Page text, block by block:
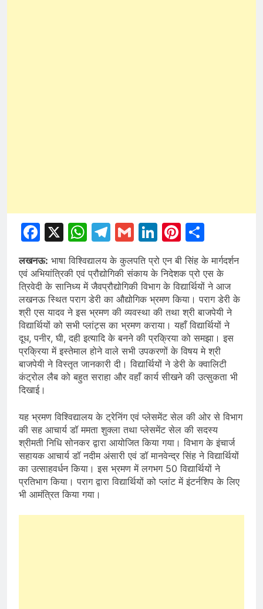
Facebook
X WhatsApp
Telegram
GmailLinkedIn
Pinterest
लखनऊ: भाषा विश्विद्यालय के कुलपति प्रो एन बी सिंह के मार्गदर्शन
एवं अभियांत्रिकी एवं प्रौद्योगिकी संकाय के निदेशक प्रो एस के
त्रिवेदी के सानिध्य में जैवप्रौद्योगिकी विभाग के विद्यार्थियों ने आज
लखनऊ स्थित पराग डेरी का औद्योगिक भ्रमण किया। पराग डेरी के
श्री एस यादव ने इस भ्रमण की व्यवस्था की तथा श्री बाजपेयी ने
विद्यार्थियों को सभी प्लांट्स का भ्रमण कराया। यहाँ विद्यार्थियों ने
दूध, पनीर, घी, दही इत्यादि के बनने की प्रक्रिया को समझा। इस
प्रक्रिया में इस्तेमाल होने वाले सभी उपकरणों के विषय मे श्री
बाजपेयी ने विस्तृत जानकारी दी। विद्यार्थियों ने डेरी के क्वालिटी
कंट्रोल लैब को बहुत सराहा और वहाँ कार्य सीखने की उत्सुकता भी
दिखाई।
यह भ्रमण विश्विद्यालय के ट्रेनिंग एवं प्लेसमेंट सेल की ओर से विभाग
की सह आचार्य डॉ ममता शुक्ला तथा प्लेसमेंट सेल की सदस्य
श्रीमती निधि सोनकर द्वारा आयोजित किया गया। विभाग के इंचार्ज
सहायक आचार्य डॉ नदीम अंसारी एवं डॉ मानवेन्द्र सिंह ने विद्यार्थियों
का उत्साहवर्धन किया। इस भ्रमण में लगभग 50 विद्यार्थियों ने
प्रतिभाग किया। पराग द्वारा विद्यार्थियों को प्लांट में इंटर्नशिप के लिए
भी आमंत्रित किया गया।